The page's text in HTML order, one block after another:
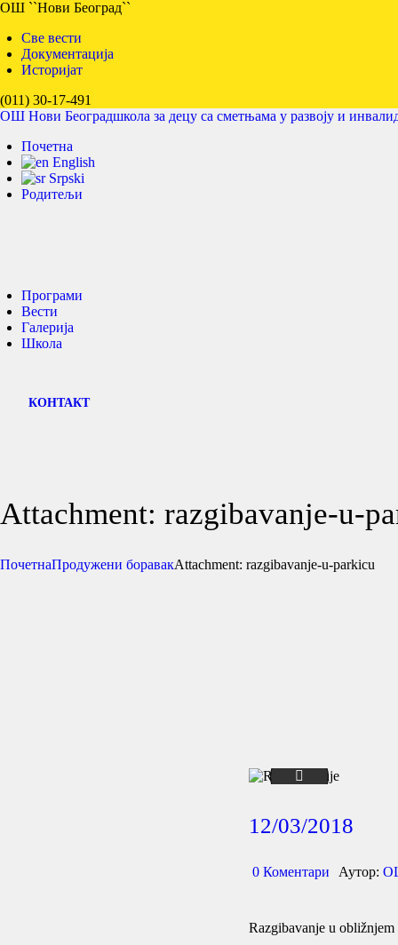
ОШ ``Нови Београд``
Све вести
Документација
Историјат
(011) 30-17-491
ОШ Нови Београдшкола за децу са сметњама у развоју и
Почетна
English
Srpski
Родитељи
Програми
Вести
Галерија
Школа
КОНТАКТ
Attachment: razgibavanje-u-
ПочетнаПродужени боравакAttachment: razgibavanje-u-parkicu
produzeni-
12/03/2018
0 Коментари Аутор:
Razgibavanje u